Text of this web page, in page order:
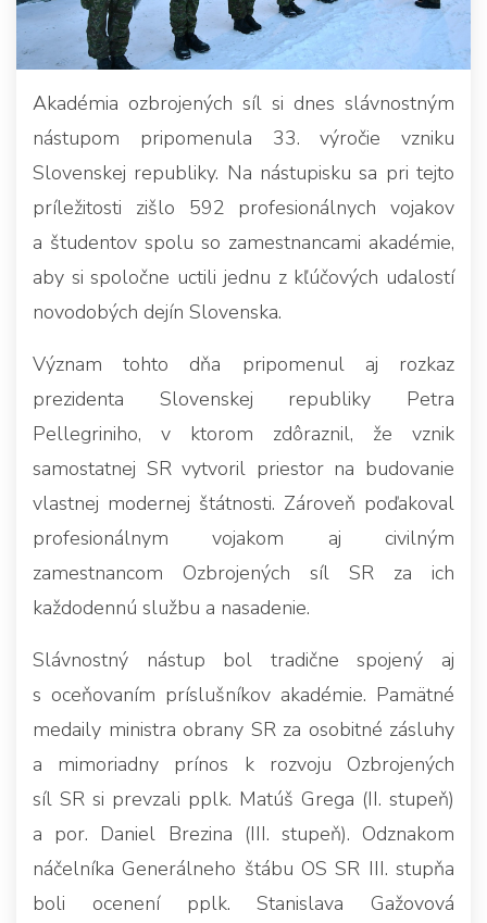
Akadémia ozbrojených síl si dnes slávnostným
nástupom pripomenula 33. výročie vzniku
Slovenskej republiky. Na nástupisku sa pri tejto
príležitosti zišlo 592 profesionálnych vojakov
a študentov spolu so zamestnancami akadémie,
aby si spoločne uctili jednu z kľúčových udalostí
novodobých dejín Slovenska.
Význam tohto dňa pripomenul aj rozkaz
prezidenta Slovenskej republiky Petra
Pellegriniho, v ktorom zdôraznil, že vznik
samostatnej SR vytvoril priestor na budovanie
vlastnej modernej štátnosti. Zároveň poďakoval
profesionálnym vojakom aj civilným
zamestnancom Ozbrojených síl SR za ich
každodennú službu a nasadenie.
Slávnostný nástup bol tradične spojený aj
s oceňovaním príslušníkov akadémie. Pamätné
medaily ministra obrany SR za osobitné zásluhy
a mimoriadny prínos k rozvoju Ozbrojených
síl SR si prevzali pplk. Matúš Grega (II. stupeň)
a por. Daniel Brezina (III. stupeň). Odznakom
náčelníka Generálneho štábu OS SR III. stupňa
boli ocenení pplk. Stanislava Gažovová